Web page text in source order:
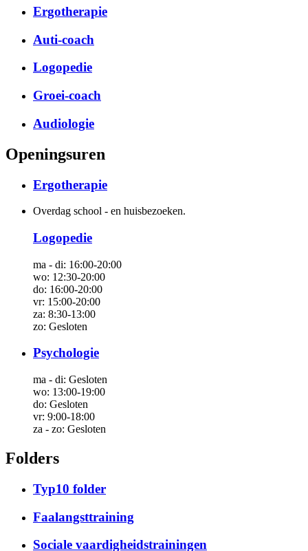
Ergotherapie
Auti-coach
Logopedie
Groei-coach
Audiologie
Openingsuren
Ergotherapie
Overdag school - en huisbezoeken.
Logopedie
ma - di: 16:00-20:00
wo: 12:30-20:00
do: 16:00-20:00
vr: 15:00-20:00
za: 8:30-13:00
zo: Gesloten
Psychologie
ma - di: Gesloten
wo: 13:00-19:00
do: Gesloten
vr: 9:00-18:00
za - zo: Gesloten
Folders
Typ10 folder
Faalangsttraining
Sociale vaardigheidstrainingen